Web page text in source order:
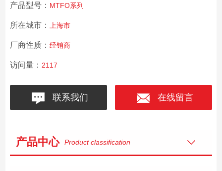
产品型号： MTFO系列
所在城市： 上海市
厂商性质： 经销商
访问量： 2117
联系我们 在线留言
产品中心 Product classification